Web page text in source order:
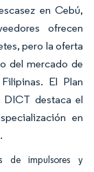
en Cebú,
ofrecen
pero la oferta
del mercado de
El Plan
DICT destaca el
en
de impulsores y